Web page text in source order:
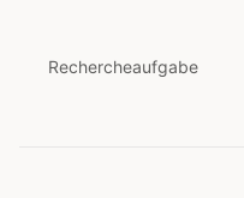
Rechercheaufgabe